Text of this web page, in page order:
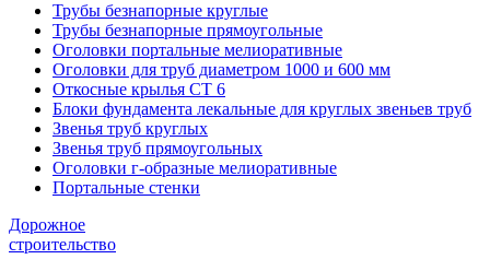
Трубы безнапорные круглые
Трубы безнапорные прямоугольные
Оголовки портальные мелиоративные
Оголовки для труб диаметром 1000 и 600 мм
Откосные крылья СТ 6
Блоки фундамента лекальные для круглых звеньев труб
Звенья труб круглых
Звенья труб прямоугольных
Оголовки г-образные мелиоративные
Портальные стенки
Дорожное
строительство